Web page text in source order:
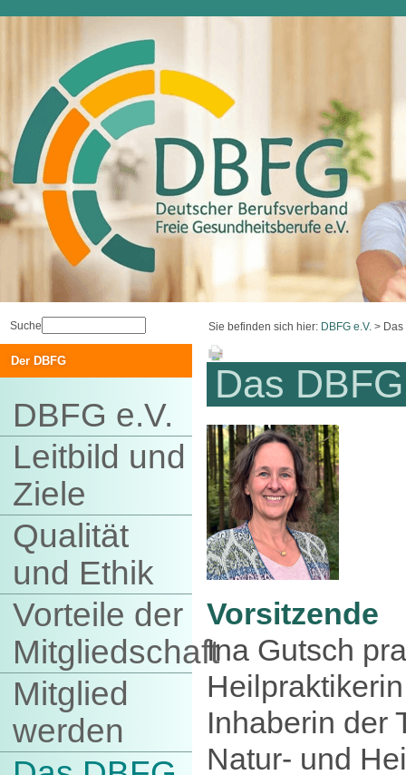
Sie befinden sich hier: DBFG e.V. > Das
Der DBFG
DBFG e.V.
Leitbild und
Ziele
Qualität
und Ethik
Vorteile der
Mitgliedschaft
Mitglied
werden
Suche
Das
Vorsitzende
Ina Gutsch
Inhaberin der
Natur- und